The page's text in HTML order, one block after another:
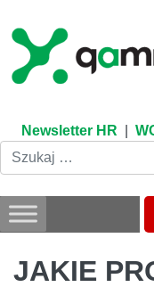
content
Newsletter HR
JAKIE